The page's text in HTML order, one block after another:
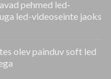
pehmed led-
led-videoseinte jaoks
olev painduv soft led